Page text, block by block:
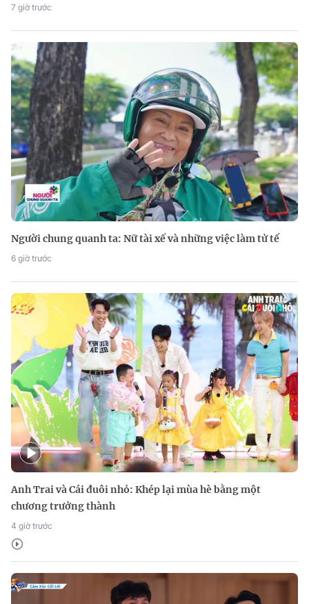
7 giờ trước
Người chung quanh ta: Nữ tài xế và những việc làm tử tế
6 giờ trước
Anh Trai và Cái đuôi nhỏ: Khép lại mùa hè bằng một
chương trưởng thành
4 giờ trước